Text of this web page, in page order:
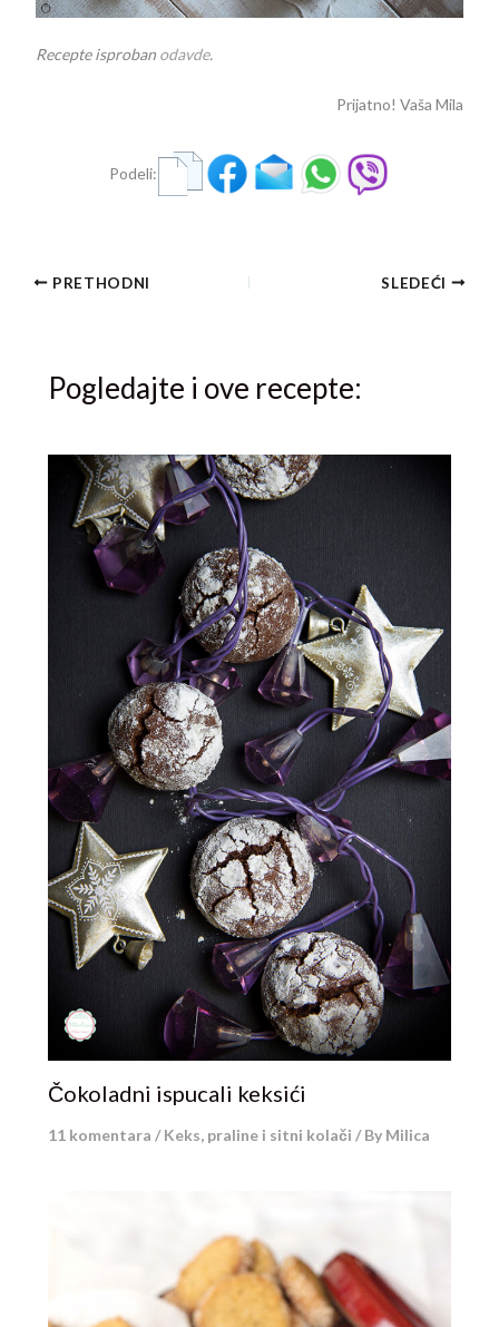
Recepte isproban odavde.
Prijatno! Vaša Mila
Podeli:
PRETHODNI SLEDEĆI
Pogledajte i ove recepte:
Čokoladni ispucali keksići
11 komentara /Keks, praline i sitni kolači / By Milica